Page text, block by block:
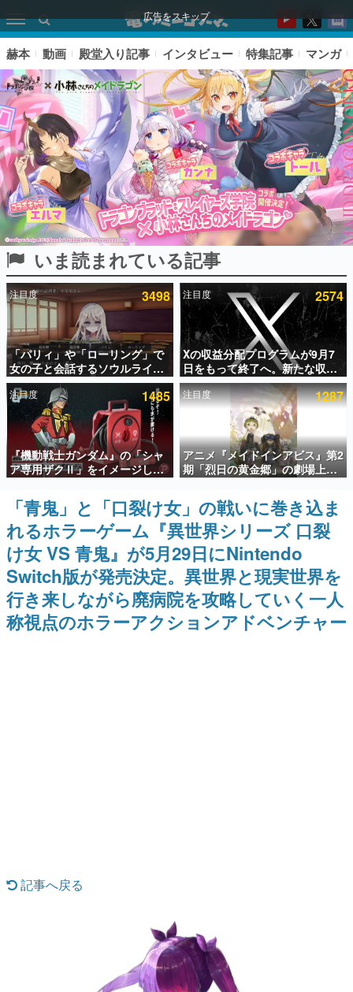
広告をスキップ
ピックアップ
電ファミのいま読まれている記事ランキング
アプリセール情報
インタビュー
連載・特集一覧
殿堂入り記事
SNS拡散数が数千以上！ ページビュー数万以上！ などな
ど。多くの人々に読まれた、電ファミ渾身の“殿堂入り”記
事をまとめました。
ゲームの企画書
名作ゲームクリエイターの方々に製作時のエピソードをお
聞きし、ヒットする企画（ゲーム）とは何か？を探ってい
きます。
赫本
この物語を解いてはいけない。『赫本』は、〈試験問題〉
の形をした短編ホラー小説集です。
新世代に訊く
ゲームが変えた日本語
「経験値」「裏技」「ラスボス」… ゲームにまつわる言葉
の起源や用法の変遷を、コンピューター文化史研究家・タ
イニーP氏が徹底調査。
赫本 動画 殿堂入り記事 インタビュー 特集記事 マンガ
いま読まれている記事
注目度 3498
「パリィ」や「ローリング」で
女の子と会話するソウルライク
恋愛ゲーム『小早川さんはソウ
ルライク』無料公開。返事に失
敗すると「YOU DIED」
注目度 2574
Xの収益分配プログラムが9月7
日をもって終了へ。新たな収益
化制度「Original Content
Rewards Program」を発表
注目度 1485
『機動戦士ガンダム』の「シャ
ア専用ザクⅡ」をイメージした
散水ホースリールが予約開始。
本体にはシャアのパーソナルマ
ークやジオン公国軍のエンブレ
ム、型式番号などを配置
注目度 1287
アニメ『メイドインアビス』第2
期「烈日の黄金郷」の劇場上映
が決定！レグ役・伊瀬茉莉也さ
んらが登壇する舞台挨拶も実施
「青鬼」と「口裂け女」の戦いに巻き込ま
れるホラーゲーム『異世界シリーズ 口裂
け女 VS 青鬼』が5月29日にNintendo
Switch版が発売決定。異世界と現実世界を
行き来しながら廃病院を攻略していく一人
称視点のホラーアクションアドベンチャー
記事へ戻る